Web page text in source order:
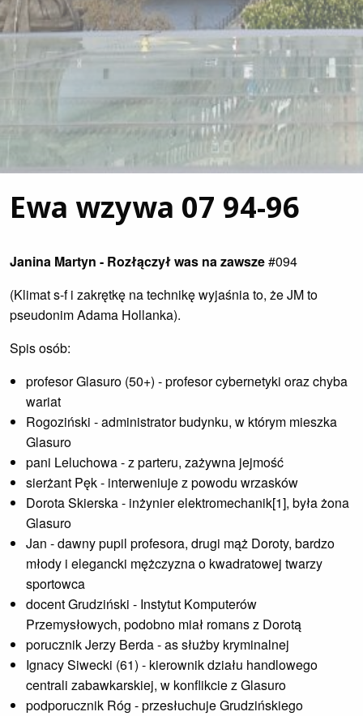
Ewa wzywa 07 94-96
Janina Martyn - Rozłączył was na zawsze#094
(Klimat s-f i zakrętkę na technikę wyjaśnia to, że JM to
pseudonim Adama Hollanka).
Spis osób:
profesor Glasuro (50+) - profesor cybernetyki oraz chyba
wariat
Rogoziński - administrator budynku, w którym mieszka
Glasuro
pani Leluchowa - z parteru, zażywna jejmość
sierżant Pęk - interweniuje z powodu wrzasków
Dorota Skierska - inżynier elektromechanik[1], była żona
Glasuro
Jan - dawny pupil profesora, drugi mąż Doroty, bardzo
młody i elegancki mężczyzna o kwadratowej twarzy
sportowca
docent Grudziński - Instytut Komputerów
Przemysłowych, podobno miał romans z Dorotą
porucznik Jerzy Berda - as służby kryminalnej
Ignacy Siwecki (61) - kierownik działu handlowego
centrali zabawkarskiej, w konflikcie z Glasuro
podporucznik Róg - przesłuchuje Grudzińskiego